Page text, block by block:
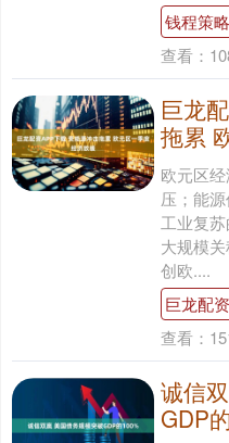
钱程策
查看：
巨龙
拖累
欧元区
压；能
工业复
大规模
创欧....
巨龙配
查看：
诚信
GDP